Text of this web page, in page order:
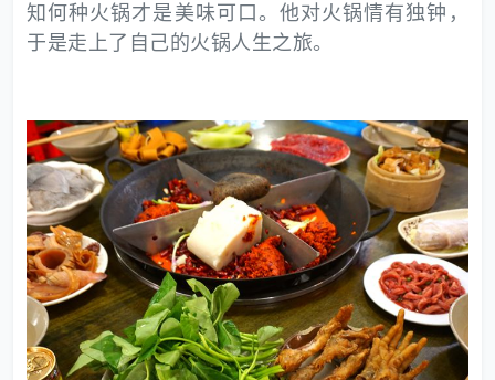
知何种火锅才是美味可口。他对火锅情有独钟，
于是走上了自己的火锅人生之旅。